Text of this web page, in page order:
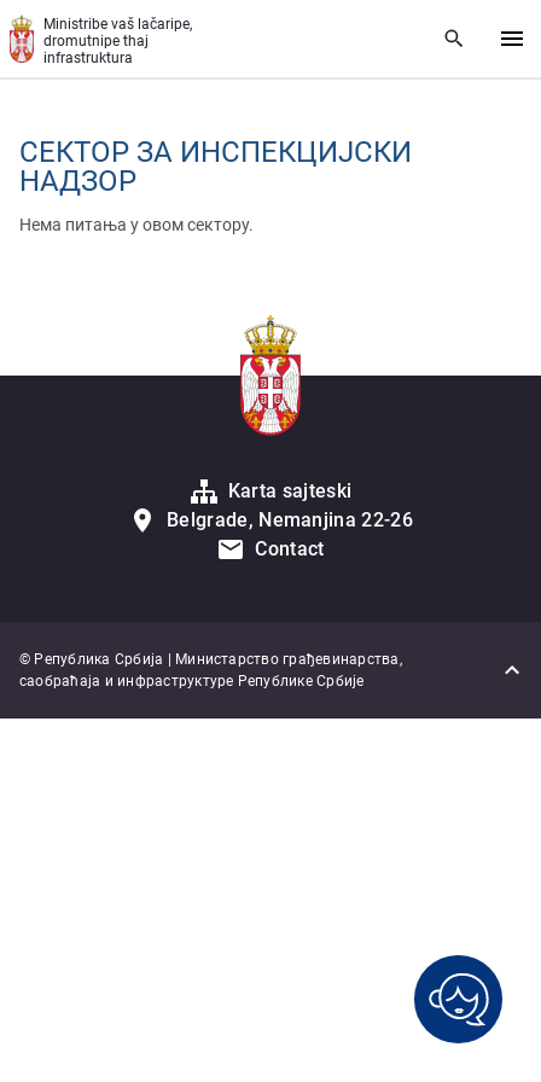
Skip to main content
Ministribe vaš lačaripe,
dromutnipe thaj
infrastruktura
СЕКТОР ЗА ИНСПЕКЦИЈСКИ
НАДЗОР
Нема питања у овом сектору.
Karta sajteski
Belgrade, Nemanjina 22-26
Contact
© Република Србија | Министарство грађевинарства,
саобраћаја и инфраструктуре Републике Србије